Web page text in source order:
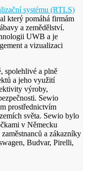
systému (RTLS)
který pomáhá firmám
a zemědělství.
UWB a je
a vizualizaci
spolehlivé a plně
a jeho využití
výroby,
Sewio
prostřednictvím
světa. Sewio bylo
v Německu
a zákazníky
Budvar, Pirelli,